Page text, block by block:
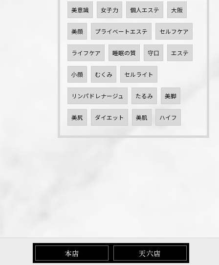
美意識 女子力 個人エステ 大阪
美顔 プライベートエステ セルフケア
ライフケア 睡眠の質 守口 エステ
小顔 むくみ セルライト
リンパドレナージュ たるみ 美脚
美尻 ダイエット 美肌 ハイフ
本店 天六店